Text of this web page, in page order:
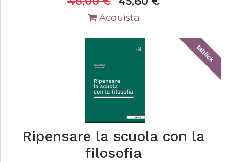
Acquista
tablick
Ripensare la scuola con la
filosofia